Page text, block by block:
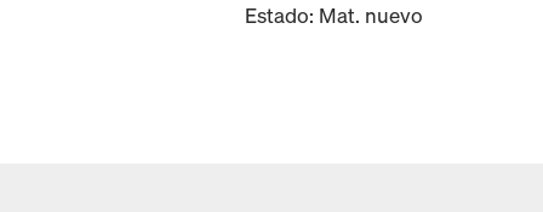
Estado: Mat. nuevo